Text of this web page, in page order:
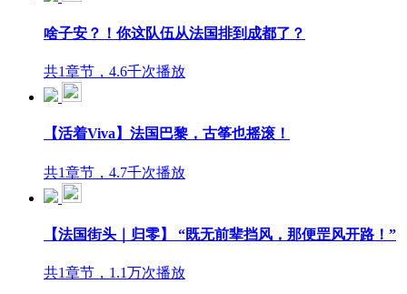
啥子安？！你这队伍从法国排到成都了？
共1章节，4.6千次播放
【活着Viva】法国巴黎，古筝也摇滚！
共1章节，4.7千次播放
【法国街头｜归零】 “既无前辈挡风，那便罡风开路！”
共1章节，1.1万次播放